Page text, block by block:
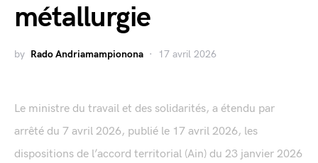
métallurgie
by Rado Andriamampionona 17 avril 2026
Le ministre du travail et des solidarités, a étendu par
arrêté du 7 avril 2026, publié le 17 avril 2026, les
dispositions de l’accord territorial (Ain) du 23 janvier 2026